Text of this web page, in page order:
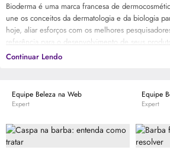
Bioderma é uma marca francesa de
une os conceitos da dermatologia e da biologia
hoje, aliar esforços com os melhores
referência para o desenvolvimento de seus
inovações de Bioderma, como o shampoo livre de
equilíbrio natural do organismo, que você
Continuar Lendo
Equipe Beleza na Web
Expert
Equipe
Expert